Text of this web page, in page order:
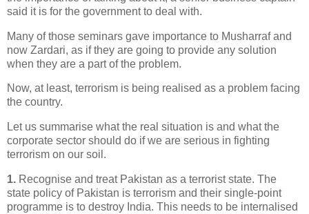
said it is for the government to deal with.
Many of those seminars gave importance to Musharraf and
now Zardari, as if they are going to provide any solution
when they are a part of the problem.
Now, at least, terrorism is being realised as a problem facing
the country.
Let us summarise what the real situation is and what the
corporate sector should do if we are serious in fighting
terrorism on our soil.
1. Recognise and treat Pakistan as a terrorist state. The
state policy of Pakistan is terrorism and their single-point
programme is to destroy India. This needs to be internalised